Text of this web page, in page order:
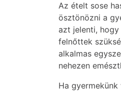
Az ételt sose
ösztönözni a
azt jelenti,
felnőttek
alkalmas
nehezen
Ha